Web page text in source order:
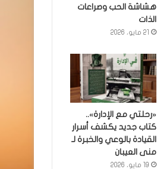
هشاشة الحب وصراعات
الذات
21 مايو، 2026
«رحلتي مع الإدارة»..
كتاب جديد يكشف أسرار
القيادة بالوعي والخبرة لـ
منى العيبان
19 مايو، 2026